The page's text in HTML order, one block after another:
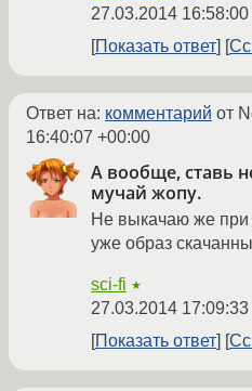
27.03.2014
Показать ответ
Ответ на: комментарий от
16:40:07 +00:00
А вообще, ставь
мучай жопу.
Не выкачаю же при
уже образ
sci-fi ★
27.03.2014
Показать ответ